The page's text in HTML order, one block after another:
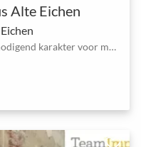
Alte Eichen
Volledig uitgerust café met een uitnodigend karakter voor maximaal 50 personen